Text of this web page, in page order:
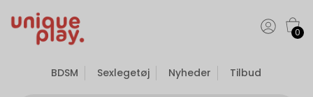
BDSM Sexlegetøj Nyheder Tilbud
0